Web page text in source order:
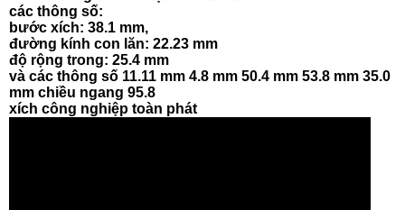
các thông số:
bước xích: 38.1 mm,
đường kính con lăn: 22.23 mm
độ rộng trong: 25.4 mm
và các thông số 11.11 mm 4.8 mm 50.4 mm 53.8 mm 35.0
mm chiều ngang 95.8
xích công nghiệp toàn phát